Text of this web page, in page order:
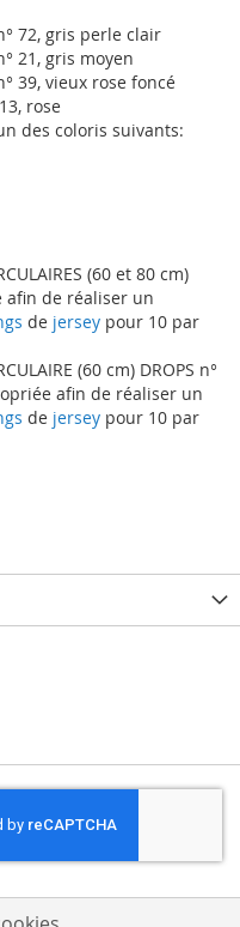
72, gris perle clair
21, gris moyen
39, vieux rose foncé
rose
des coloris suivants:
(60 et 80 cm)
afin de réaliser un
de jersey pour 10 par
(60 cm) DROPS n°
afin de réaliser un
de jersey pour 10 par